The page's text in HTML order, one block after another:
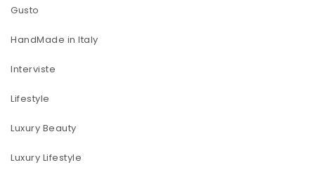
Gusto
HandMade in Italy
Interviste
Lifestyle
Luxury Beauty
Luxury Lifestyle